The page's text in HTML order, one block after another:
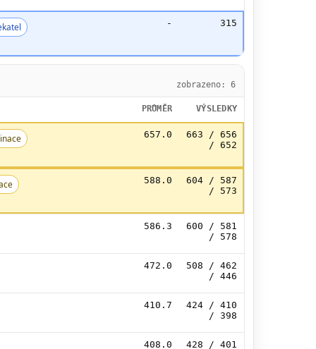
- 315
zobrazeno: 6
PRŮMĚR VÝSLEDKY
657.0
663 / 656
/ 652
588.0
604 / 587
/ 573
586.3
600 / 581
/ 578
472.0
508 / 462
/ 446
410.7
424 / 410
/ 398
408.0 428 / 401